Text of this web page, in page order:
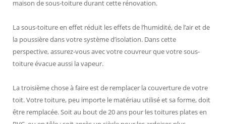
maison de sous-toiture durant cette rénovation.
La sous-toiture en effet réduit les effets de l’humidité, de l’air et de
la poussière dans votre système d’isolation. Dans cette
perspective, assurez-vous avec votre couvreur que votre sous-
toiture évacue aussi la vapeur.
La troisième chose à faire est de remplacer la couverture de votre
toit. Votre toiture, peu importe le matériau utilisé et sa forme, doit
être remplacée. Soit au bout de 20 ans pour les toitures plates en